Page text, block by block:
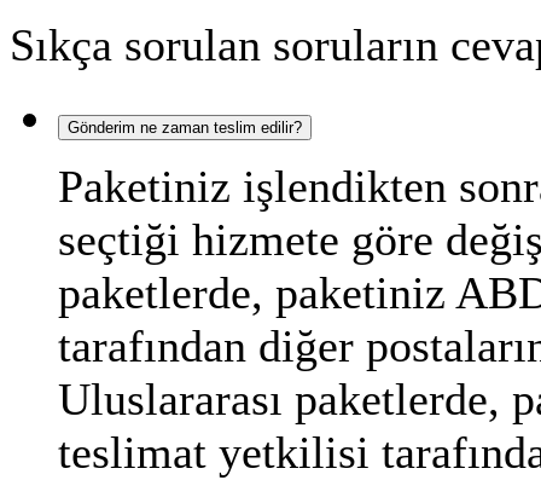
Sıkça sorulan soruların
Gönderim ne zaman teslim edilir?
Paketiniz işlendikten
seçtiği hizmete göre
paketlerde, paketiniz
tarafından diğer
Uluslararası paketlerde,
teslimat yetkilisi